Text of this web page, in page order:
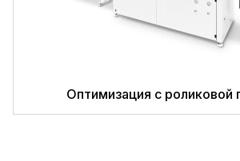
Оптимизация с роликовой